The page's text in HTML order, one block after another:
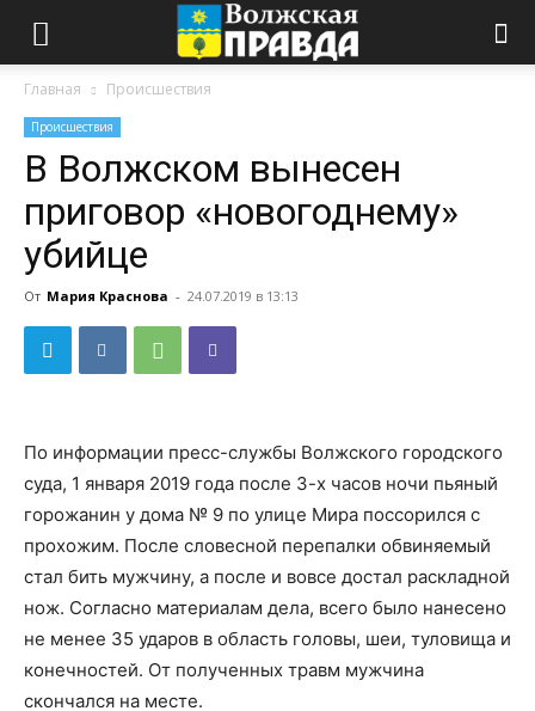
Главная Происшествия
Происшествия
В Волжском вынесен
приговор «новогоднему»
убийце
От Мария Краснова - 24.07.2019 в 13:13
По информации пресс-службы Волжского городского
суда, 1 января 2019 года после 3-х часов ночи пьяный
горожанин у дома № 9 по улице Мира поссорился с
прохожим. После словесной перепалки обвиняемый
стал бить мужчину, а после и вовсе достал раскладной
нож. Согласно материалам дела, всего было нанесено
не менее 35 ударов в область головы, шеи, туловища и
конечностей. От полученных травм мужчина
скончался на месте.